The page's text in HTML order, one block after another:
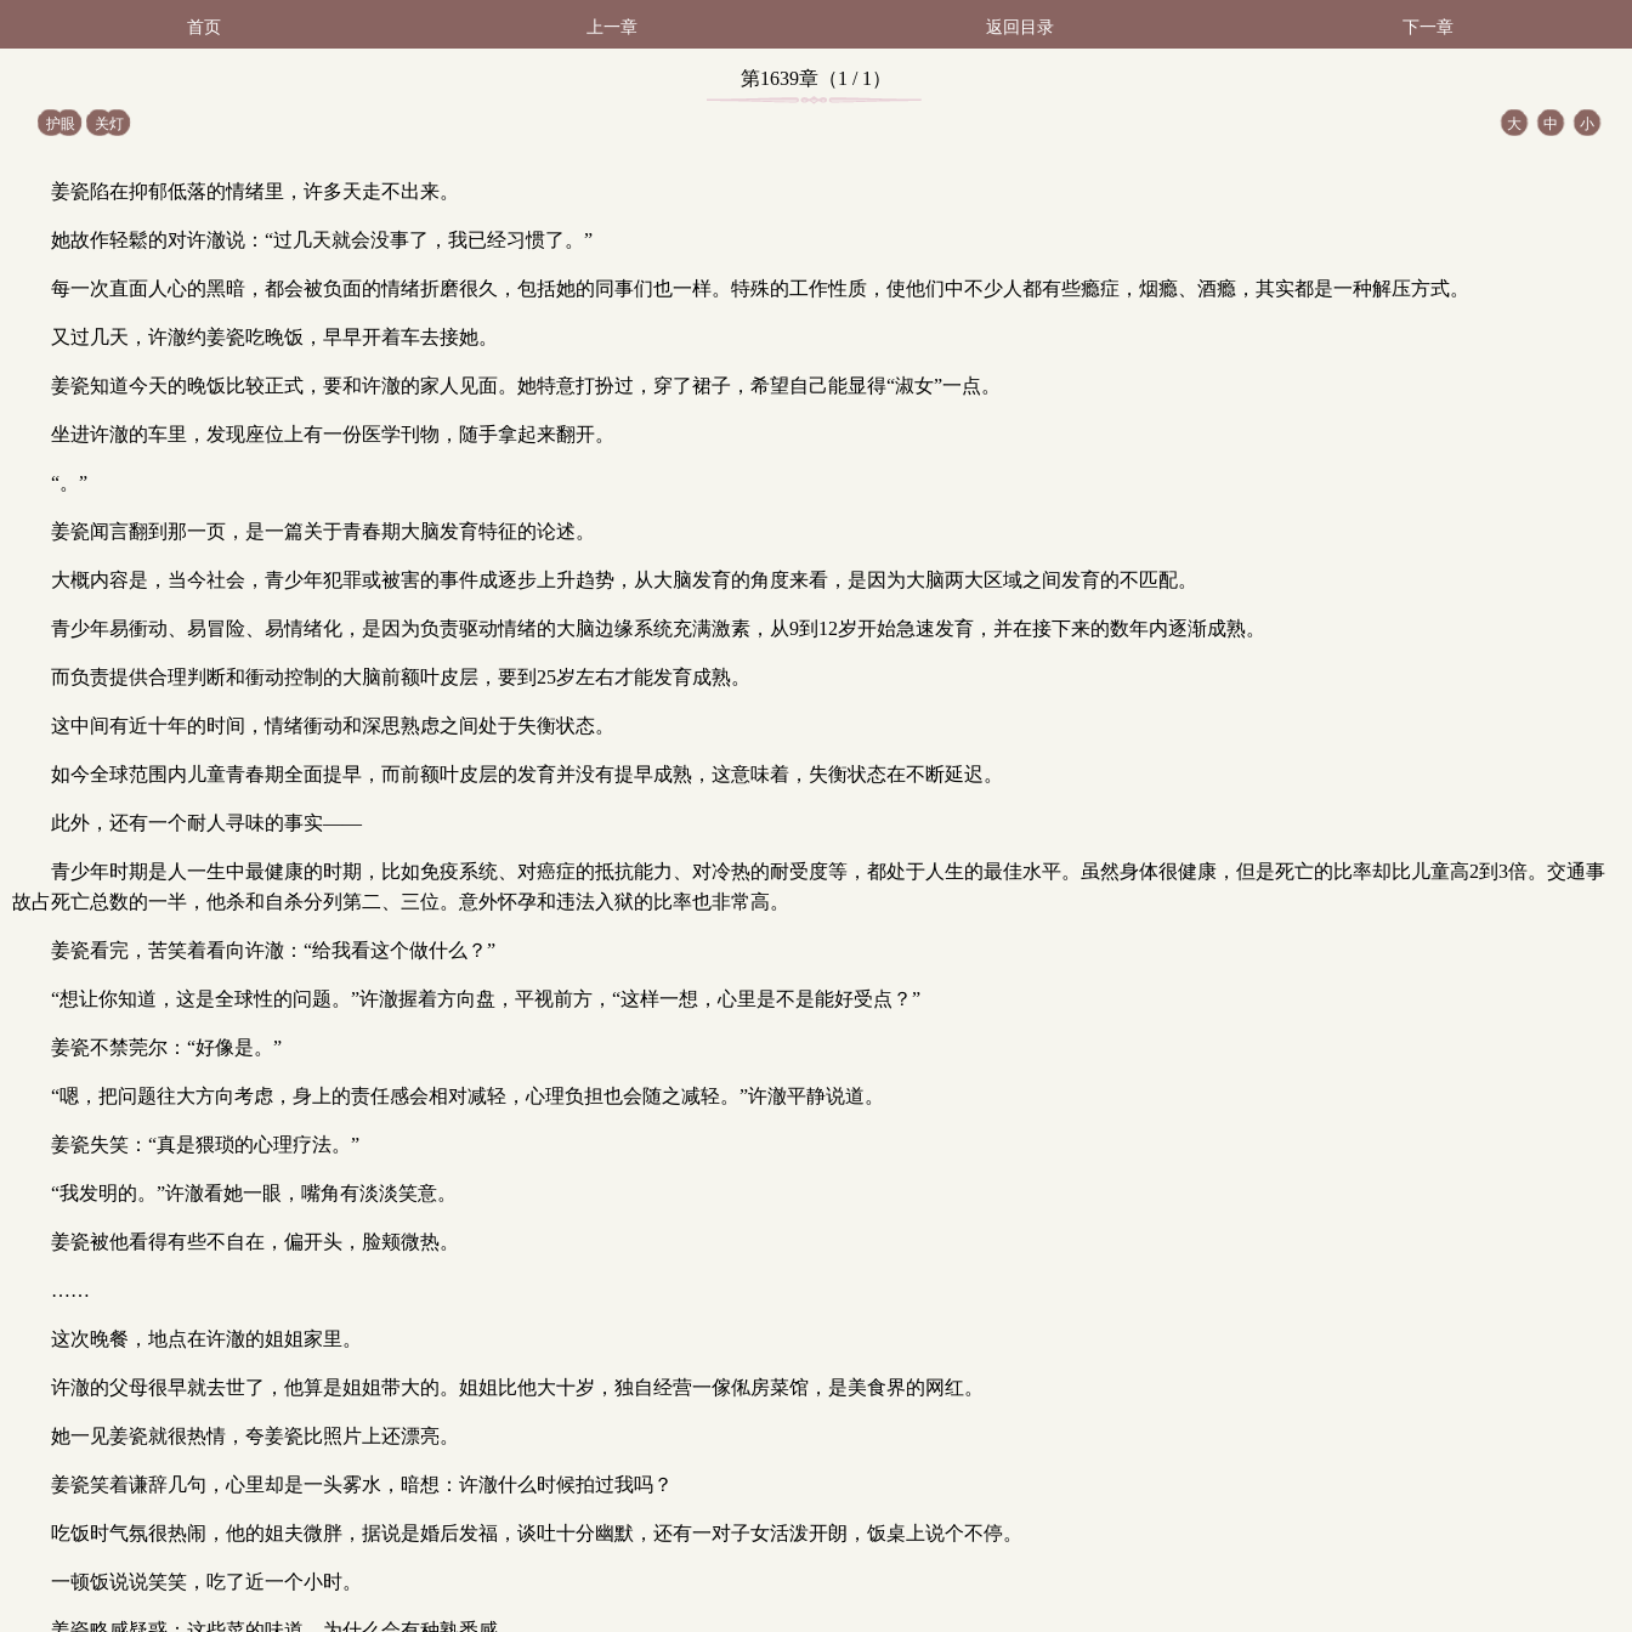
首页 上一章 返回目录 下一章
第1639章（1 / 1）
护眼 关灯 大 中 小
姜瓷陷在抑郁低落的情绪里，许多天走不出来。
她故作轻鬆的对许澈说：“过几天就会没事了，我已经习惯了。”
每一次直面人心的黑暗，都会被负面的情绪折磨很久，包括她的同事们也一样。特殊的工作性质，使他们中不少人都有些瘾症，烟瘾、酒瘾，其实都是一种解压方式。
又过几天，许澈约姜瓷吃晚饭，早早开着车去接她。
姜瓷知道今天的晚饭比较正式，要和许澈的家人见面。她特意打扮过，穿了裙子，希望自己能显得“淑女”一点。
坐进许澈的车里，发现座位上有一份医学刊物，随手拿起来翻开。
“。”
姜瓷闻言翻到那一页，是一篇关于青春期大脑发育特征的论述。
大概内容是，当今社会，青少年犯罪或被害的事件成逐步上升趋势，从大脑发育的角度来看，是因为大脑两大区域之间发育的不匹配。
青少年易衝动、易冒险、易情绪化，是因为负责驱动情绪的大脑边缘系统充满激素，从9到12岁开始急速发育，并在接下来的数年内逐渐成熟。
而负责提供合理判断和衝动控制的大脑前额叶皮层，要到25岁左右才能发育成熟。
这中间有近十年的时间，情绪衝动和深思熟虑之间处于失衡状态。
如今全球范围内儿童青春期全面提早，而前额叶皮层的发育并没有提早成熟，这意味着，失衡状态在不断延迟。
此外，还有一个耐人寻味的事实——
青少年时期是人一生中最健康的时期，比如免疫系统、对癌症的抵抗能力、对冷热的耐受度等，都处于人生的最佳水平。虽然身体很健康，但是死亡的比率却比儿童高2到3倍。交通事
故占死亡总数的一半，他杀和自杀分列第二、三位。意外怀孕和违法入狱的比率也非常高。
姜瓷看完，苦笑着看向许澈：“给我看这个做什么？”
“想让你知道，这是全球性的问题。”许澈握着方向盘，平视前方，“这样一想，心里是不是能好受点？”
姜瓷不禁莞尔：“好像是。”
“嗯，把问题往大方向考虑，身上的责任感会相对减轻，心理负担也会随之减轻。”许澈平静说道。
姜瓷失笑：“真是猥琐的心理疗法。”
“我发明的。”许澈看她一眼，嘴角有淡淡笑意。
姜瓷被他看得有些不自在，偏开头，脸颊微热。
……
这次晚餐，地点在许澈的姐姐家里。
许澈的父母很早就去世了，他算是姐姐带大的。姐姐比他大十岁，独自经营一傢俬房菜馆，是美食界的网红。
她一见姜瓷就很热情，夸姜瓷比照片上还漂亮。
姜瓷笑着谦辞几句，心里却是一头雾水，暗想：许澈什么时候拍过我吗？
吃饭时气氛很热闹，他的姐夫微胖，据说是婚后发福，谈吐十分幽默，还有一对子女活泼开朗，饭桌上说个不停。
一顿饭说说笑笑，吃了近一个小时。